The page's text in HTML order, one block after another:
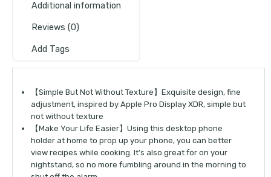
Additional information
Reviews (0)
Add Tags
【Simple But Not Without Texture】Exquisite design, fine
adjustment, inspired by Apple Pro Display XDR, simple but
not without texture
【Make Your Life Easier】Using this desktop phone
holder at home to prop up your phone, you can better
view recipes while cooking. It’s also great for on your
nightstand, so no more fumbling around in the morning to